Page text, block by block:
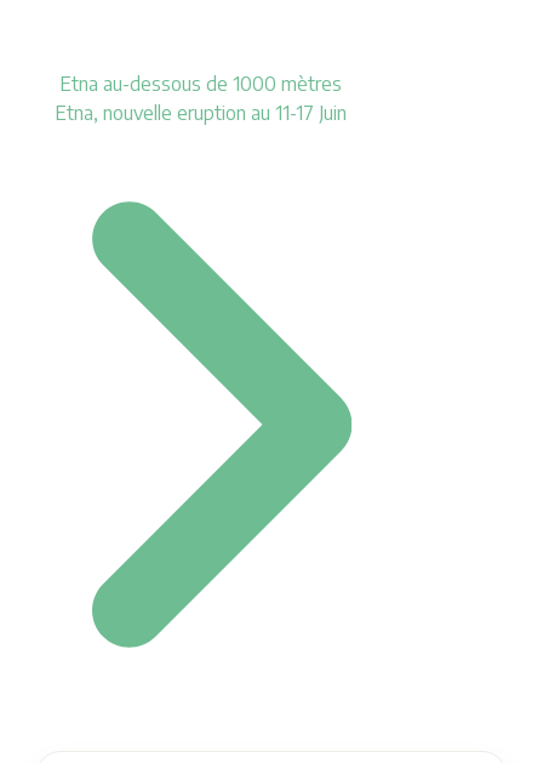
Etna au-dessous de 1000 mètres
Etna, nouvelle eruption au 11-17 Juin